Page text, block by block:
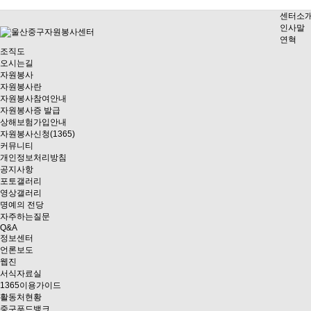
센터소
인사말
연혁
조직도
오시는길
자원봉사
자원봉사란
자원봉사참여안내
자원봉사증 발급
상해보험가입안내
자원봉사신청(1365)
커뮤니티
개인정보처리방침
공지사항
포토갤러리
영상갤러리
명예의 전당
자주하는질문
Q&A
정보센터
언론보도
웹진
서식자료실
1365이용가이드
활동처현황
중구푸드뱅크